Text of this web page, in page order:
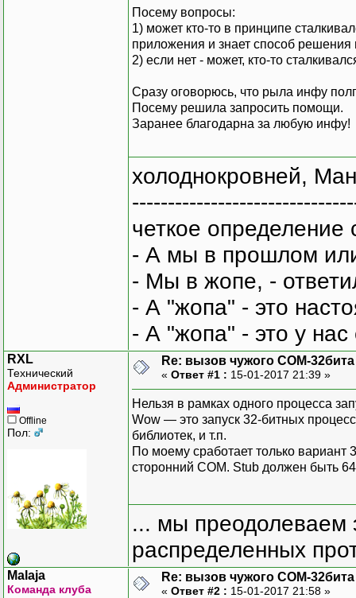
Посему вопросы:
1) может кто-то в принципе
приложения и знает способ
2) если нет - может, кто-то
Сразу оговорюсь, что рыла инфу
Посему решила запросить помощи.
Заранее благодарна за любую инфу!
холоднокровней,
четкое
- А мы в прошлом
- Мы в жопе, -
- А "жопа" - это
- А "жопа" - это у
RXL
Технический
Администратор
Offline
Пол:
Re: вызов чужого COM-
« Ответ #1 : 15-01-2017 21:39 »
Нельзя в рамках одного процесса
Wow — это запуск 32-битных
библиотек, и т.п.
По моему сработает только
сторонний COM. Stub должен быть
... мы преодолеваем
распределенных
Malaja
Команда клуба
Re: вызов чужого COM-
« Ответ #2 : 15-01-2017 21:58 »